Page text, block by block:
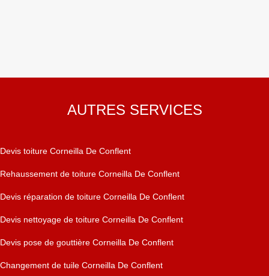
AUTRES SERVICES
Devis toiture Corneilla De Conflent
Rehaussement de toiture Corneilla De Conflent
Devis réparation de toiture Corneilla De Conflent
Devis nettoyage de toiture Corneilla De Conflent
Devis pose de gouttière Corneilla De Conflent
Changement de tuile Corneilla De Conflent